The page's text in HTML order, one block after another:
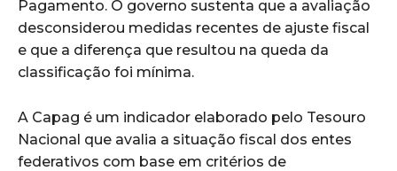
Pagamento. O governo sustenta que a avaliação
desconsiderou medidas recentes de ajuste fiscal
e que a diferença que resultou na queda da
classificação foi mínima.
A Capag é um indicador elaborado pelo Tesouro
Nacional que avalia a situação fiscal dos entes
federativos com base em critérios de